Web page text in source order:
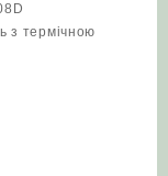
з термічною